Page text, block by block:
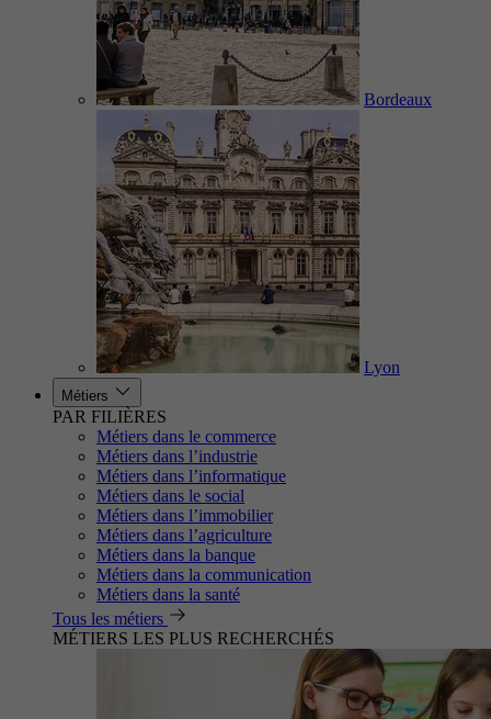
Bordeaux
Lyon
Métiers
PAR FILIÈRES
Métiers dans le commerce
Métiers dans l’industrie
Métiers dans l’informatique
Métiers dans le social
Métiers dans l’immobilier
Métiers dans l’agriculture
Métiers dans la banque
Métiers dans la communication
Métiers dans la santé
Tous les métiers
MÉTIERS LES PLUS RECHERCHÉS